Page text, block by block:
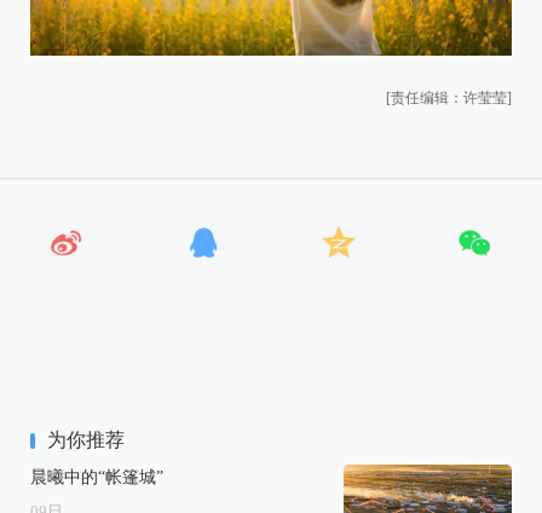
[责任编辑：许莹莹]
为你推荐
晨曦中的“帐篷城”